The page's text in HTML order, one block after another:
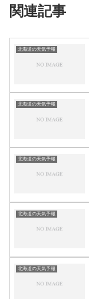
関連記事
北海道の天気予報
北海道の天気予報
北海道の天気予報
北海道の天気予報
北海道の天気予報